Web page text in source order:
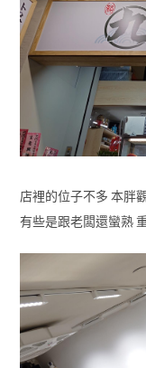
店裡的位子不多 本胖
有些是跟老闆還蠻熟